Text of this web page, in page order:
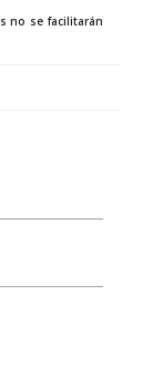
no se facilitarán